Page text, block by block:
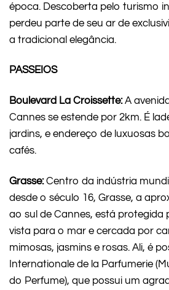
época. Descoberta pelo turismo
perdeu parte de seu ar de
a tradicional elegância.
PASSEIOS
Boulevard La Croissette:A
Cannes se estende por 2km. É
jardins, e endereço de luxuosas
cafés.
Grasse:Centro da indústria
desde o século 16, Grasse, a
ao sul de Cannes, está protegida
vista para o mar e cercada por
mimosas, jasmins e rosas. Ali, é
Internationale de la Parfumerie
do Perfume), que possui um